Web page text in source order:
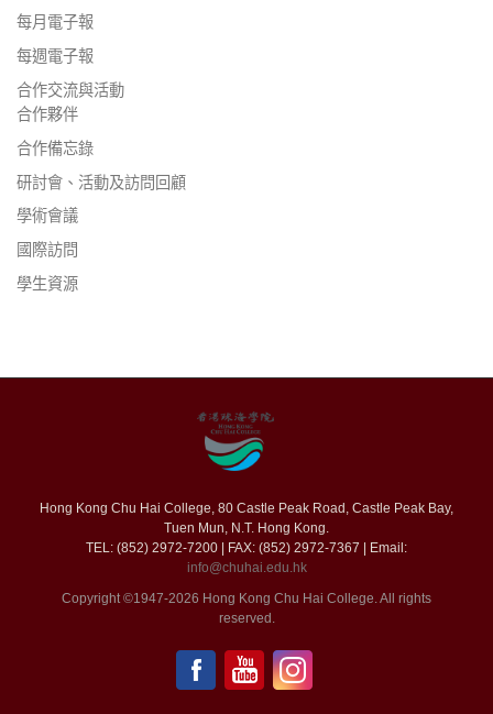
每月電子報
每週電子報
合作交流與活動
合作夥伴
合作備忘錄
研討會、活動及訪問回顧
學術會議
國際訪問
學生資源
Hong Kong Chu Hai College, 80 Castle Peak Road, Castle Peak Bay,
Tuen Mun, N.T. Hong Kong.
TEL: (852) 2972-7200 | FAX: (852) 2972-7367 | Email:
info@chuhai.edu.hk
Copyright ©1947-2026 Hong Kong Chu Hai College. All rights
reserved.